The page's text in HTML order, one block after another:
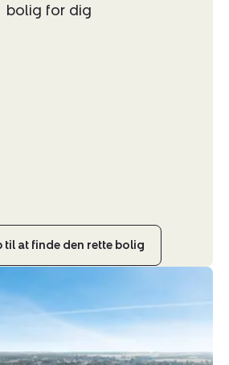
bolig for dig
til at finde den rette bolig